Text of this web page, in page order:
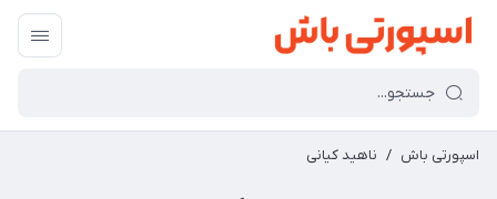
اسپورتی باش / ناهید کیانی